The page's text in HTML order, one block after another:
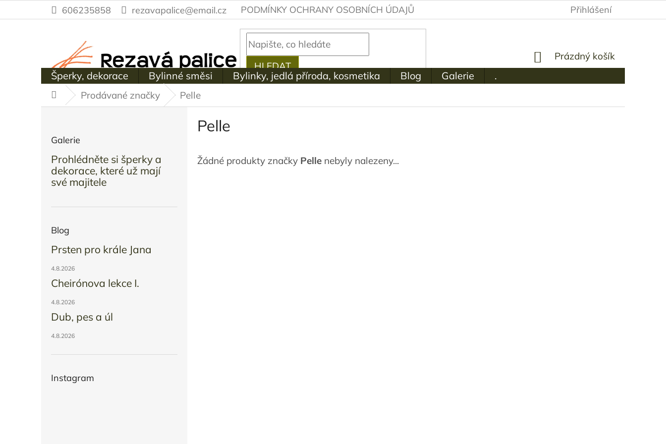
na
606235858 rezavapalice@email.cz PODMÍNKY OCHRANY OSOBNÍCH ÚDAJŮ Přihlášení
HLEDAT
NÁKUPNÍ
KOŠÍK
Prázdný košík
Šperky, dekorace Bylinné směsi Bylinky, jedlá příroda, kosmetika Blog Galerie .
DomůProdávané značky Pelle
Galerie
Prohlédněte si šperky a
dekorace, které už mají
své majitele
Blog
Prsten pro krále Jana
4.8.2026
Cheirónova lekce I.
4.8.2026
Dub, pes a úl
4.8.2026
Instagram
Pelle
Žádné produkty značky Pelle nebyly nalezeny...